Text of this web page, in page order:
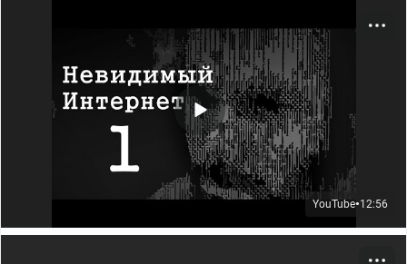
YouTube● 12:56